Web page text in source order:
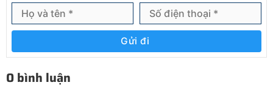
Gửi đi
0 bình luận